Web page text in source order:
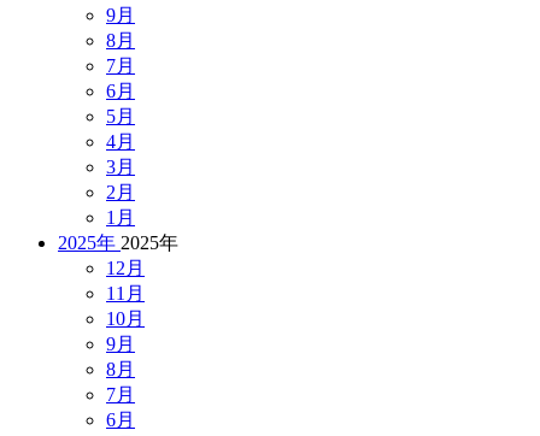
9月
8月
7月
6月
5月
4月
3月
2月
1月
2025年 2025年
12月
11月
10月
9月
8月
7月
6月